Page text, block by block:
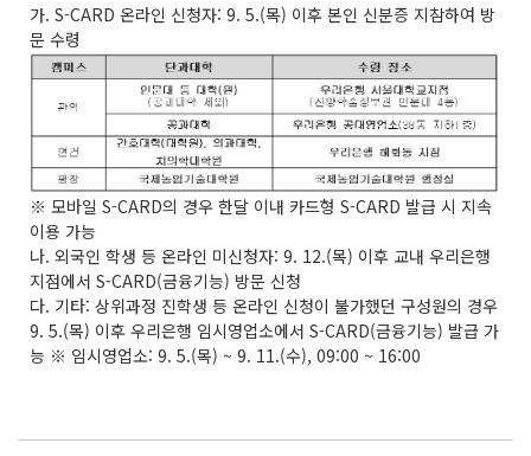
가. S-CARD 온라인 신청자: 9. 5.(목) 이후 본인 신분증 지참하여 방
문 수령
※ 모바일 S-CARD의 경우 한달 이내 카드형 S-CARD 발급 시 지속
이용 가능
나. 외국인 학생 등 온라인 미신청자: 9. 12.(목) 이후 교내 우리은행
지점에서 S-CARD(금융기능) 방문 신청
다. 기타: 상위과정 진학생 등 온라인 신청이 불가했던 구성원의 경우
9. 5.(목) 이후 우리은행 임시영업소에서 S-CARD(금융기능) 발급 가
능 ※ 임시영업소: 9. 5.(목) ~ 9. 11.(수), 09:00 ~ 16:00